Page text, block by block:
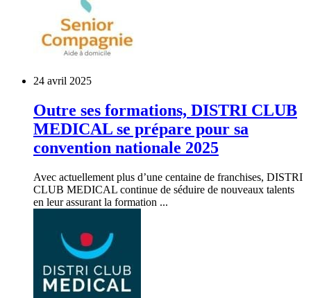
24 avril 2025
Outre ses formations, DISTRI CLUB
MEDICAL se prépare pour sa
convention nationale 2025
Avec actuellement plus d’une centaine de franchises, DISTRI
CLUB MEDICAL continue de séduire de nouveaux talents
en leur assurant la formation ...